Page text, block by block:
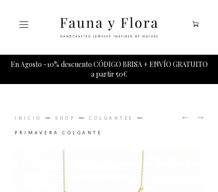
En Agosto -10% descuento CÓDIGO BRISA + ENVÍO GRATUITO
a partir 50€
INICIO SHOP COLGANTES
PRIMAVERA COLGANTE